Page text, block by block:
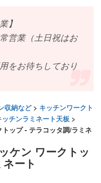
】
業（土日祝はお
お待ちしており
収納など> キッチンワークト
ッチンラミネート天板 >
ップ - テラコッタ調/ラミネ
ケン ワークトッ
ート